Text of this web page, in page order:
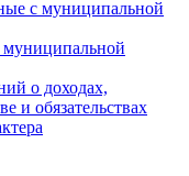
с муниципальной
муниципальной
о доходах,
и обязательствах